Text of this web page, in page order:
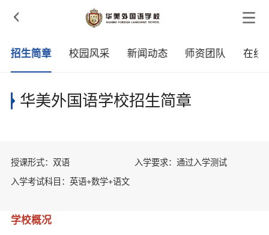

招生简章 校园风采 新闻动态 师资团队 在线
华美外国语学校招生简章
授课形式：双语
入学要求：通过入学测试
入学考试科目：英语+数学+语文
学校概况